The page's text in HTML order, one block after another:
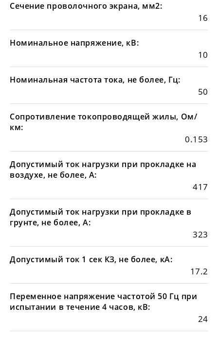
Сечение проволочного экрана, мм2:
16
Номинальное напряжение, кВ:
10
Номинальная частота тока, не более, Гц:
50
Сопротивление токопроводящей жилы, Ом/
км:
0.153
Допустимый ток нагрузки при прокладке на
воздухе, не более, А:
417
Допустимый ток нагрузки при прокладке в
грунте, не более, А:
323
Допустимый ток 1 сек КЗ, не более, кА:
17.2
Переменное напряжение частотой 50 Гц при
испытании в течение 4 часов, кВ:
24